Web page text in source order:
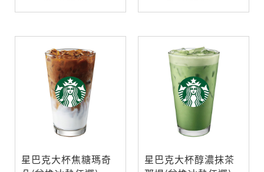
星巴克大杯焦糖瑪奇
星巴克大杯醇濃抹茶